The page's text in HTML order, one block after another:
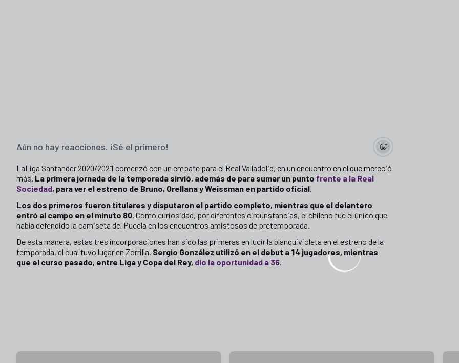
Aún no hay reacciones. ¡Sé el primero!
LaLiga Santander 2020/2021 comenzó con un empate para el Real Valladolid, en un encuentro en el que mereció
más. La primera jornada de la temporada sirvió, además de para sumar un punto frente a la Real
Sociedad, para ver el estreno de Bruno, Orellana y Weissman en partido oficial.
Los dos primeros fueron titulares y disputaron el partido completo, mientras que el delantero
entró al campo en el minuto 80. Como curiosidad, por diferentes circunstancias, el chileno fue el único que
había defendido la camiseta del Pucela en los encuentros amistosos de pretemporada.
De esta manera, estas tres incorporaciones han sido las primeras en lucir la blanquivioleta en el estreno de la
temporada, el cual tuvo lugar en Zorrilla. Sergio González utilizó en el debut a 14 jugadores, mientras
que el curso pasado, entre Liga y Copa del Rey, dio la oportunidad a 36.